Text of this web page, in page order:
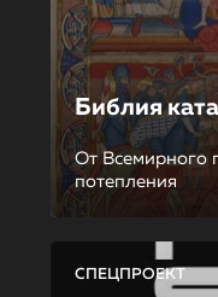
Библия
От Всемирного
потепления
СПЕЦПРОЕКТ